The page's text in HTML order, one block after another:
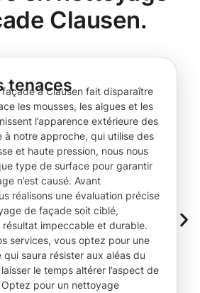
Clausen.
tenaces
à Clausen fait disparaître
les mousses, les algues et les
l’apparence extérieure des
à notre approche, qui utilise des
et haute pression, nous nous
type de surface pour garantir
n’est causé. Avant
réalisons une évaluation précise
de façade soit ciblé,
résultat impeccable et durable.
services, vous optez pour une
saura résister aux aléas du
le temps altérer l’aspect de
pour un nettoyage